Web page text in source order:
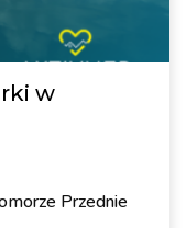
w
Przednie